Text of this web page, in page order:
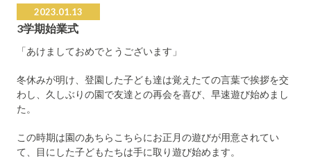
2023.01.13
3学期始業式
「あけましておめでとうございます」
冬休みが明け、登園した子ども達は覚えたての言葉で挨拶を交
わし、久しぶりの園で友達との再会を喜び、早速遊び始めまし
た。
この時期は園のあちらこちらにお正月の遊びが用意されてい
て、目にした子どもたちは手に取り遊び始めます。